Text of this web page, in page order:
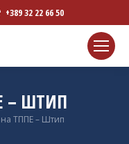
+389 32 22 66 50
– ШТИП
на ТППЕ – Штип